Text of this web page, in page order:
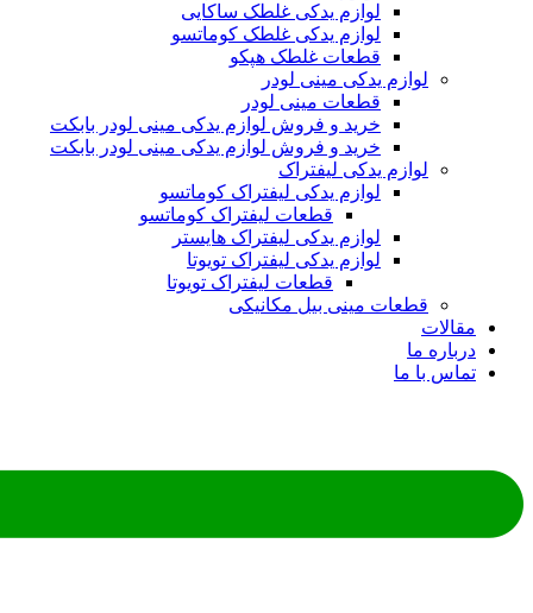
لوازم یدکی غلطک ساکایی
لوازم یدکی غلطک کوماتسو
قطعات غلطک هپکو
لوازم یدکی مینی لودر
قطعات مینی لودر
خرید و فروش لوازم یدکی مینی لودر بابکت
خرید و فروش لوازم یدکی مینی لودر بابکت
لوازم یدکی لیفتراک
لوازم یدکی لیفتراک کوماتسو
قطعات لیفتراک کوماتسو
لوازم یدکی لیفتراک هایستر
لوازم یدکی لیفتراک تویوتا
قطعات لیفتراک تویوتا
قطعات مینی بیل مکانیکی
ما
با ما